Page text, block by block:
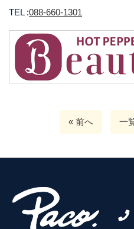
TEL :088-660-1301
« 前へ 一